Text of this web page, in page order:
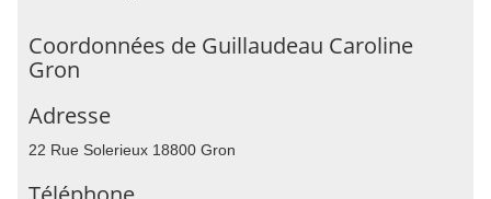
Coordonnées de Guillaudeau Caroline
Gron
Adresse
22 Rue Solerieux 18800 Gron